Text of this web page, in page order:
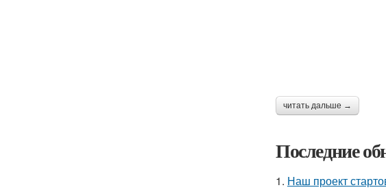
читать дальше →
Последние
1. Наш проект